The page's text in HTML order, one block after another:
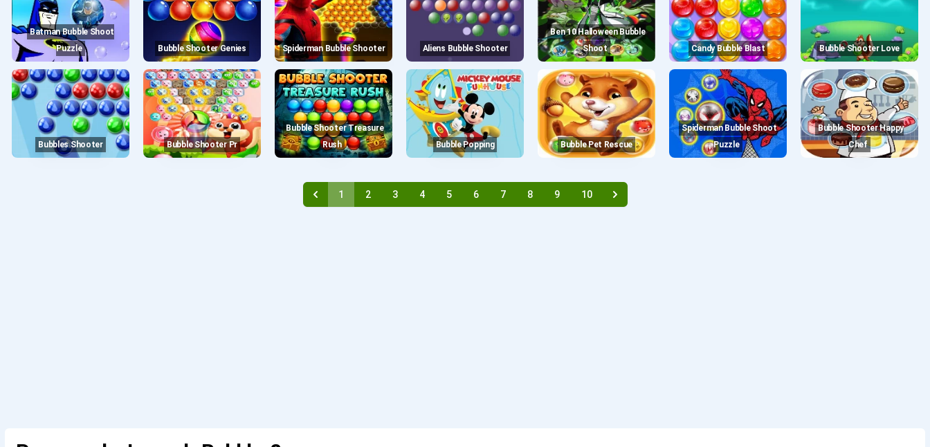
Batman Bubble Shoot
Puzzle
Bubble Shooter Genies Spiderman Bubble Shooter Aliens Bubble Shooter
Ben 10 Halloween Bubble
Shoot
Candy Bubble Blast Bubble Shooter Love
Bubbles Shooter Bubble Shooter Pr
Bubble Shooter Treasure
Rush
Bubble Popping Bubble Pet Rescue
Spiderman Bubble Shoot
Puzzle
Bubble Shooter Happy
Chef
1 2 3 4 5 6 7 8 9 10